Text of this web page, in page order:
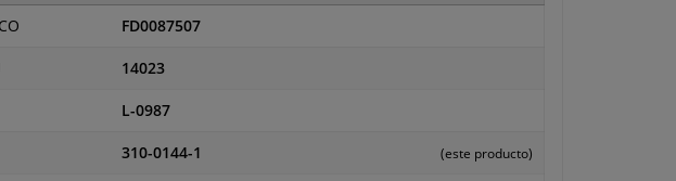
FD0087507
14023
L-0987
310-0144-1 (este producto)